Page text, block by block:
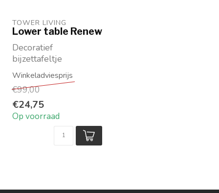
TOWER LIVING
Lower table Renew
Decoratief
bijzettafeltje
Mangohout en metaal
Maat ø32 x hoogte 40
Merk: Tower L...
€99,00
€24,75
Op voorraad